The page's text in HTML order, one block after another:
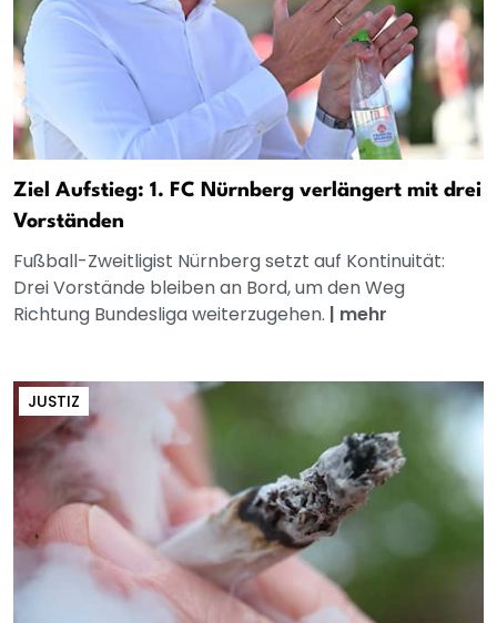
Ziel Aufstieg: 1. FC Nürnberg verlängert mit drei
Vorständen
Fußball-Zweitligist Nürnberg setzt auf Kontinuität:
Drei Vorstände bleiben an Bord, um den Weg
Richtung Bundesliga weiterzugehen. | mehr
JUSTIZ